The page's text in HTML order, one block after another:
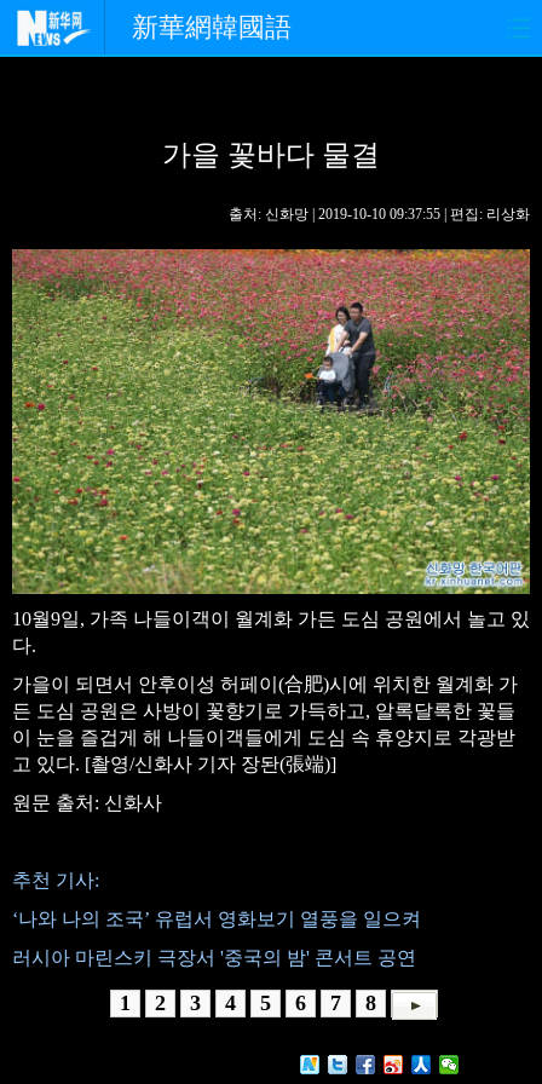
新華網韓國語
사회
핫 TV 문화
연예 관광 오피니언
생생 중국어
가을 꽃바다 물결
출처: 신화망 | 2019-10-10 09:37:55 | 편집: 리상화
10월9일, 가족 나들이객이 월계화 가든 도심 공원에서 놀고 있
다.
가을이 되면서 안후이성 허페이(合肥)시에 위치한 월계화 가
든 도심 공원은 사방이 꽃향기로 가득하고, 알록달록한 꽃들
이 눈을 즐겁게 해 나들이객들에게 도심 속 휴양지로 각광받
고 있다. [촬영/신화사 기자 장돤(張端)]
원문 출처: 신화사
추천 기사:
‘나와 나의 조국’ 유럽서 영화보기 열풍을 일으켜
러시아 마린스키 극장서 '중국의 밤' 콘서트 공연
1 2 3 4 5 6 7 8